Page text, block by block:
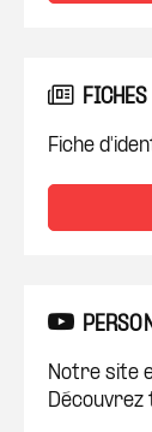
Fiche
Notre site
Découvrez